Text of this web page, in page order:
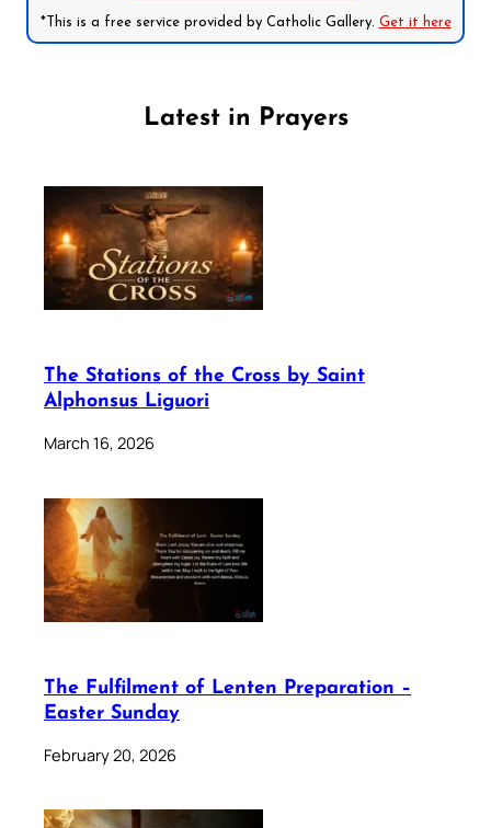
*This is a free service provided by Catholic Gallery. Get it here
Latest in Prayers
The Stations of the Cross by Saint
Alphonsus Liguori
March 16, 2026
The Fulfilment of Lenten Preparation –
Easter Sunday
February 20, 2026